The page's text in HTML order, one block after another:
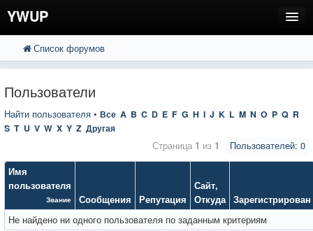
YWUP
FAQ
Вход
Список форумов
Пользователи
Найти пользователя • Все A B C D E F G H I J K L M N O P Q R
S T U V W X Y Z Другая
Пользователей: 0
Страница 1 из 1
Имя
пользователя
Звание Сообщения Репутация
Сайт,
Откуда Зарегистрирован
Не найдено ни одного пользователя по заданным критериям